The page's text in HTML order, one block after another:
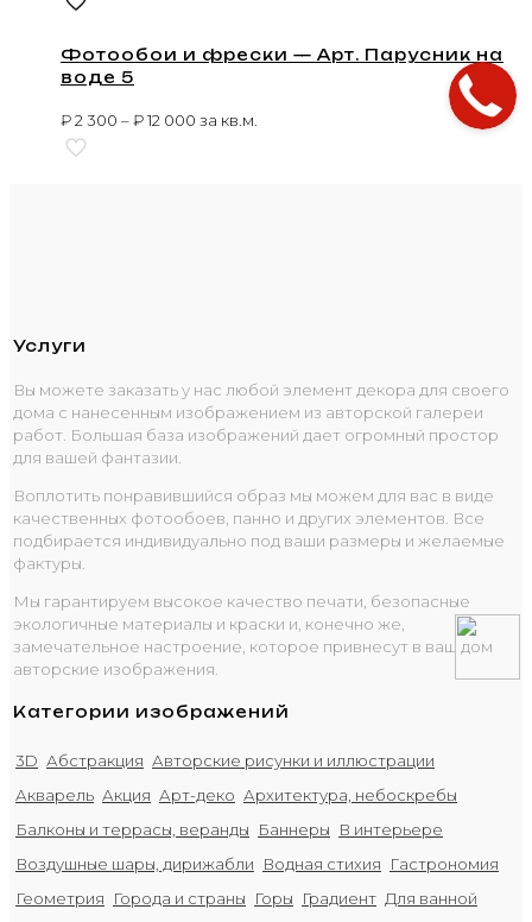
Фотообои и фрески — Арт. Парусник на
воде 5
₽2 300 –₽12 000 за кв.м.
Услуги
Вы можете заказать у нас любой элемент декора для своего
дома с нанесенным изображением из авторской галереи
работ. Большая база изображений дает огромный простор
для вашей фантазии.
Воплотить понравившийся образ мы можем для вас в виде
качественных фотообоев, панно и других элементов. Все
подбирается индивидуально под ваши размеры и желаемые
фактуры.
Мы гарантируем высокое качество печати, безопасные
экологичные материалы и краски и, конечно же,
замечательное настроение, которое привнесут в ваш дом
авторские изображения.
Категории изображений
3D Абстракция Авторские рисунки и иллюстрации
Акварель Акция Арт-деко Архитектура, небоскребы
Балконы и террасы, веранды
Баннеры
В интерьере
Воздушные шары, дирижабли
Водная стихия
Гастрономия
Геометрия
Города и страны Горы Градиент Для ванной